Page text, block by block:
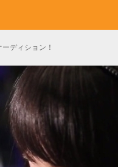
ディション！